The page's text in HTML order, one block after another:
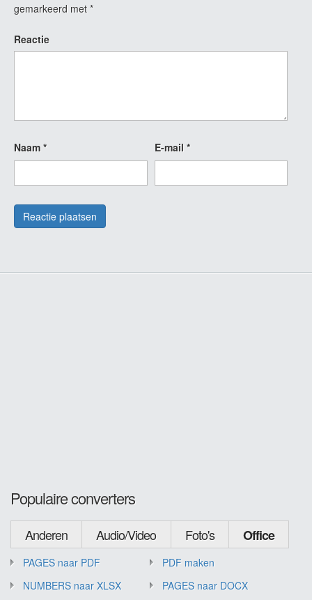
gemarkeerd met *
Reactie
Naam * E-mail *
Populaire converters
Anderen Audio/Video Foto's Office
PAGES naar PDF
PDF maken
NUMBERS naar XLSX
PAGES naar DOCX